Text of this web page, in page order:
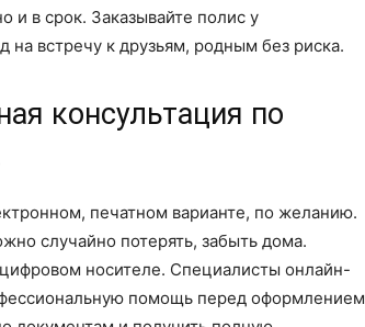
и в срок. Заказывайте полис у
на встречу к друзьям, родным без риска.
консультация по
печатном варианте, по желанию.
случайно потерять, забыть дома.
носителе. Специалисты онлайн-
помощь перед оформлением